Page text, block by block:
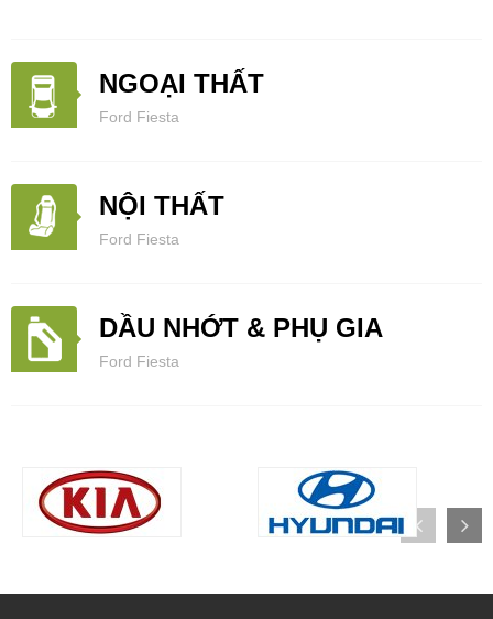
NGOẠI THẤT
Ford Fiesta
NỘI THẤT
Ford Fiesta
DẦU NHỚT & PHỤ GIA
Ford Fiesta